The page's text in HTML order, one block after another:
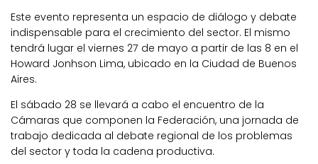
Este evento representa un espacio de diálogo y debate
indispensable para el crecimiento del sector. El mismo
tendrá lugar el viernes 27 de mayo a partir de las 8 en el
Howard Jonhson Lima, ubicado en la Ciudad de Buenos
Aires.
El sábado 28 se llevará a cabo el encuentro de la
Cámaras que componen la Federación, una jornada de
trabajo dedicada al debate regional de los problemas
del sector y toda la cadena productiva.